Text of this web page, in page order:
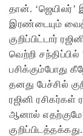
தான். ‘ஜெயிலர்’
இரண்டையும்
குறிப்பிட்டார்
வெற்றி
பசிக்கும்போது
தனது பேச்சில்
ரஜினி ரசிகர்கள்
ஆனால் எதற்குமே
குறிப்பிடத்தக்கது.